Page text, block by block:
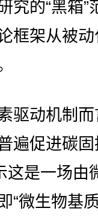
究的“黑箱”
框架从被
动机制而
遍促进碳固
这是一场由
“微生物基